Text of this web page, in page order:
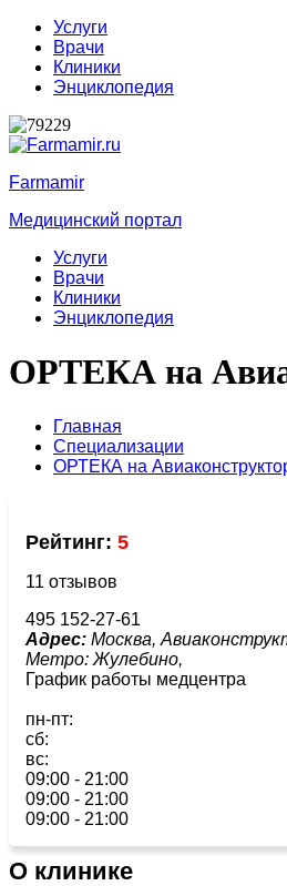
Услуги
Врачи
Клиники
Энциклопедия
Farmamir
Медицинский портал
Услуги
Врачи
Клиники
Энциклопедия
ОРТЕКА на
Главная
Специализации
ОРТЕКА на
Рейтинг: 5
11 отзывов
495 152-27-61
Адрес: Москва,
Метро: Жулебино,
График работы медцентра
пн-пт:
сб:
вс:
09:00 - 21:00
09:00 - 21:00
09:00 - 21:00
О клинике